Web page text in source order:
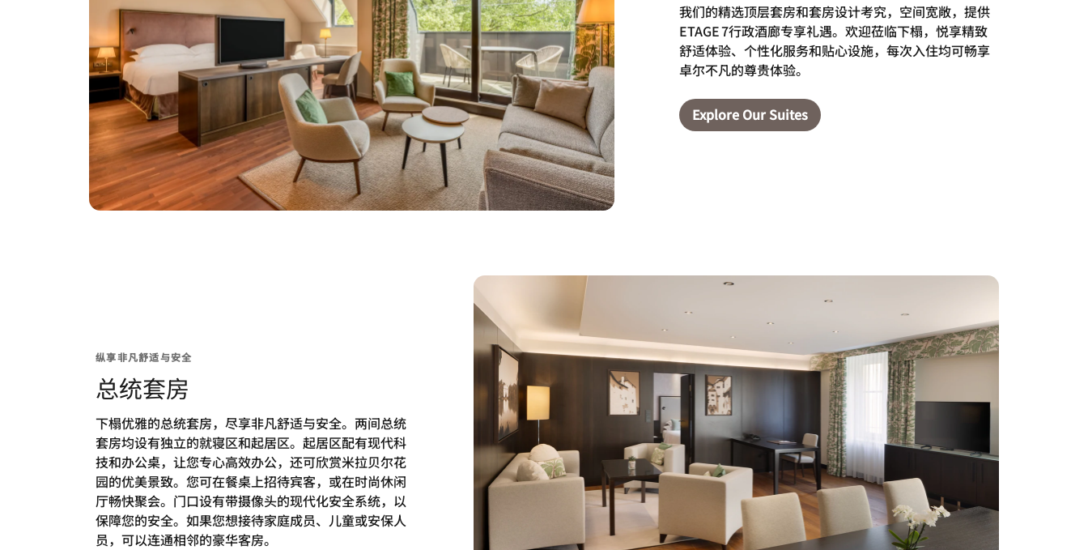
我们的精选顶层套房和套房设计考究，空间宽敞，提供
ETAGE 7行政酒廊专享礼遇。欢迎莅临下榻，悦享精致
舒适体验、个性化服务和贴心设施，每次入住均可畅享
卓尔不凡的尊贵体验。
Explore Our Suites
纵享非凡舒适与安全
总统套房
下榻优雅的总统套房，尽享非凡舒适与安全。两间总统
套房均设有独立的就寝区和起居区。起居区配有现代科
技和办公桌，让您专心高效办公，还可欣赏米拉贝尔花
园的优美景致。您可在餐桌上招待宾客，或在时尚休闲
厅畅快聚会。门口设有带摄像头的现代化安全系统，以
保障您的安全。如果您想接待家庭成员、儿童或安保人
员，可以连通相邻的豪华客房。